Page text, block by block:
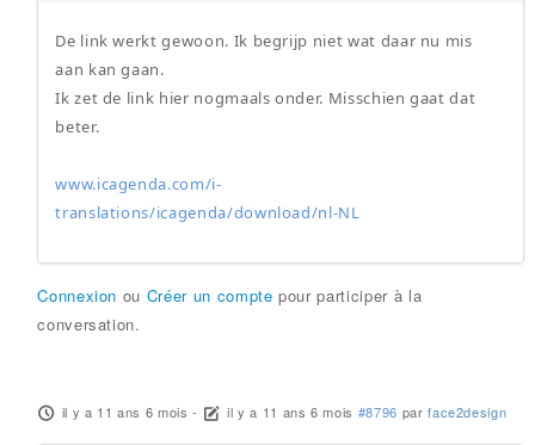
De link werkt gewoon. Ik begrijp niet wat daar nu mis
aan kan gaan.
Ik zet de link hier nogmaals onder. Misschien gaat dat
beter.
www.icagenda.com/i-
translations/icagenda/download/nl-NL
Connexion ou Créer un compte pour participer à la
conversation.
il y a 11 ans 6 mois - il y a 11 ans 6 mois #8796 parface2design